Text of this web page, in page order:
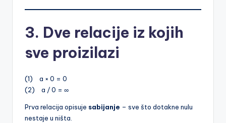
3. Dve relacije iz kojih
sve proizilazi
(1) a × 0 = 0
(2) a / 0 = ∞
Prva relacija opisuje sabijanje – sve što dotakne nulu
nestaje u ništa.